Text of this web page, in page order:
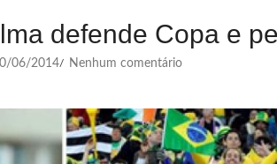
defende Copa e
06/2014/ Nenhum comentário